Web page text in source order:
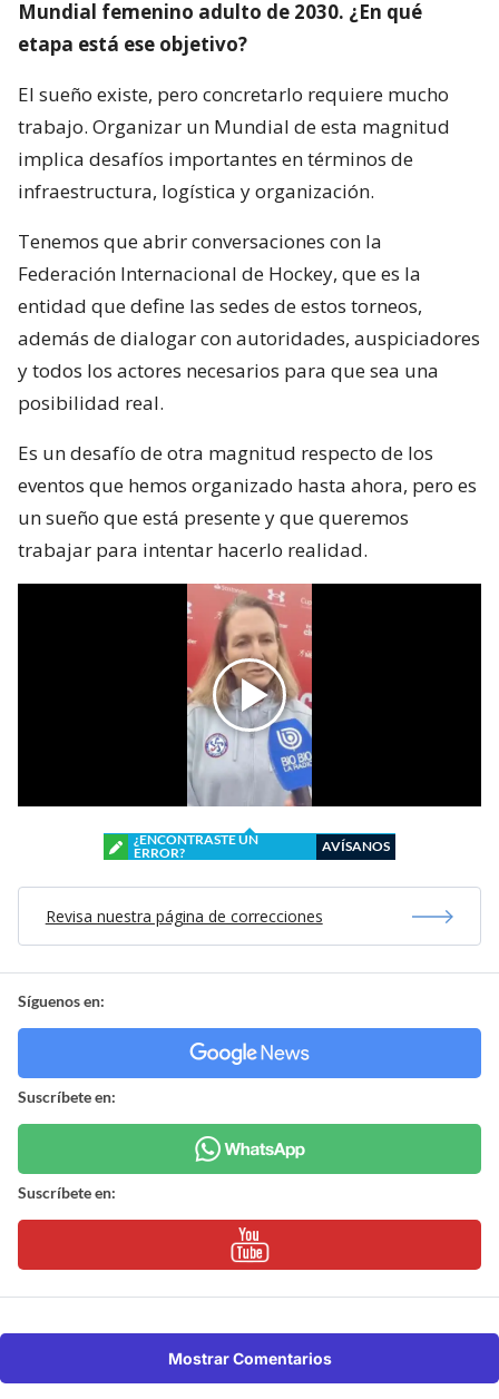
Mundial femenino adulto de 2030. ¿En qué
etapa está ese objetivo?
El sueño existe, pero concretarlo requiere mucho
trabajo. Organizar un Mundial de esta magnitud
implica desafíos importantes en términos de
infraestructura, logística y organización.
Tenemos que abrir conversaciones con la
Federación Internacional de Hockey, que es la
entidad que define las sedes de estos torneos,
además de dialogar con autoridades, auspiciadores
y todos los actores necesarios para que sea una
posibilidad real.
Es un desafío de otra magnitud respecto de los
eventos que hemos organizado hasta ahora, pero es
un sueño que está presente y que queremos
trabajar para intentar hacerlo realidad.
¿ENCONTRASTE UN
ERROR?
AVÍSANOS
Revisa nuestra página de correcciones
Síguenos en:
Suscríbete en:
Suscríbete en:
Mostrar Comentarios